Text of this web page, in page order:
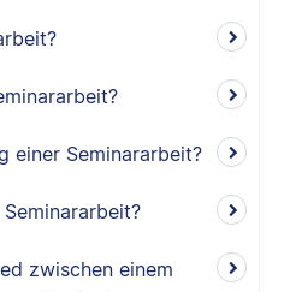
einer Seminararbeit?
zwischen einem